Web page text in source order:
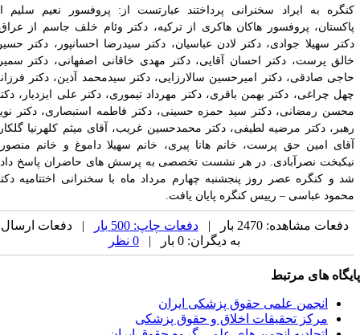
به ایراد سخنرانی پرداختند عبارتست از: پروفسور نعیم سلیم از
پروفسور هاکان هاکری از ترکیه، دکتر وئام خلف جاسم از عراق،
سهیلا جوادی، دکتر لادن عباسیان، دکتر سیدرضا احسانپور، دکتر حسین
پرست، دکتر احسان آقایی، دکتر مهدی خاقانی اصفهانی، دکتر سمیرا
صادقی، دکتر امیرحسین سالارزایی، دکتر سیدمحمد آذین، دکتر فرزانه
چراغی، دکتر بهمن باقری، دکتر مهرداد تیموری، دکتر علی ایزدیار، دکتر
رمضانی، دکتر سید حمزه حسینی، دکتر فاطمه استبصاری، دکتر نوید
دکتر مرضیه لطیفی، دکتر محمدحسین غریب، آقای میثم کلهرنیا گلکار،
امین حق­ پرست، خانم هانا پیری، خانم سهیلا داموغ و خانم منصوره
نصرآبادی. در هر نشست تخصصی به پرسش­ های حاضران پاسخ داده
و کنگره عصر روز پنج­شنبه چهارم مرداد ماه با سخنرانی اختتامیه دکتر
عباسی – رییس کنگره پایان یافت.
دفعات مشاهده: 2470 بار | دفعات چاپ: 500 بار
| دفعات ارسال
به دیگران: 0 بار |
های مرتبط
انجمن علمی حقوق پزشکی ایران
مرکز تحقیقات اخلاق و حقوق پزشکی